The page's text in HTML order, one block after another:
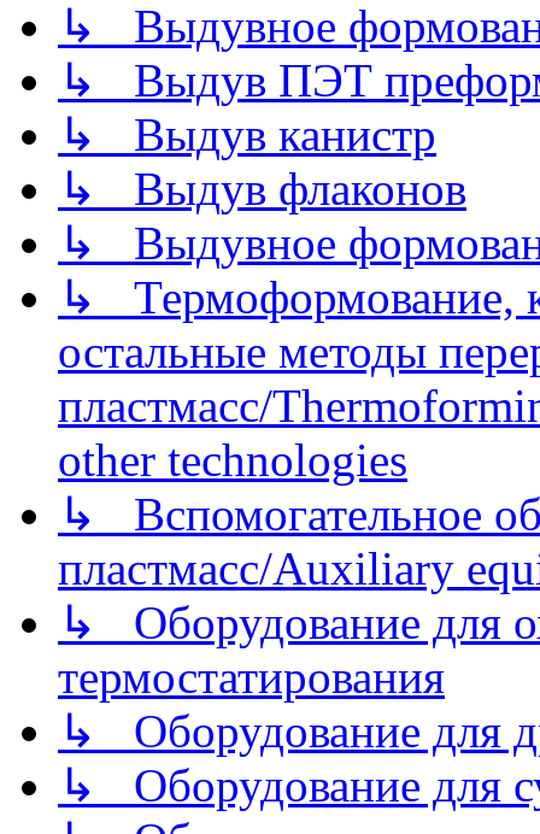
↳ Выдувное
↳ Выдув ПЭТ
↳ Выдув канистр
↳ Выдув флаконов
↳ Выдувное
↳ Термоформование,
остальные методы
пластмасс/
other technologies
↳ Вспомогательное
пластмасс/Auxiliary
↳ Оборудование для
термостатирования
↳ Оборудование для
↳ Оборудование для